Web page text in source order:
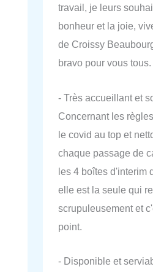
travail, je leurs
bonheur et la joie,
de Croissy
bravo pour vous tous.
- Très accueillant et
Concernant les
le covid au top et
chaque passage de
les 4 boîtes d'interim
elle est la seule qui
scrupuleusement et
point.
- Disponible et